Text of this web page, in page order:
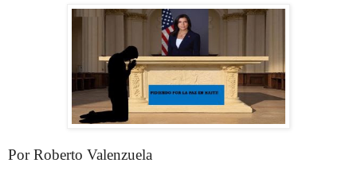
Por Roberto Valenzuela